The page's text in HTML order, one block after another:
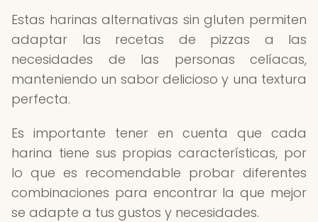
Estas harinas alternativas sin gluten permiten
adaptar las recetas de pizzas a las
necesidades de las personas celíacas,
manteniendo un sabor delicioso y una textura
perfecta.
Es importante tener en cuenta que cada
harina tiene sus propias características, por
lo que es recomendable probar diferentes
combinaciones para encontrar la que mejor
se adapte a tus gustos y necesidades.